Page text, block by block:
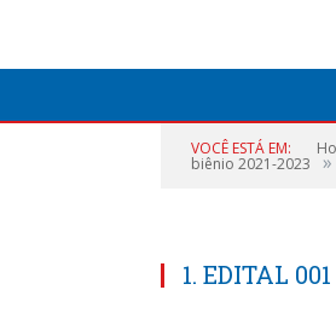
VOCÊ ESTÁ EM:
biênio 2021-2023 »
1. EDITAL 001